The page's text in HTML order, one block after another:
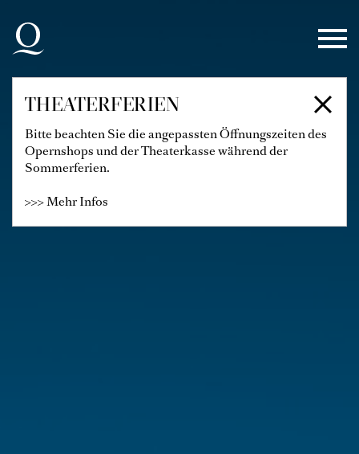
Zur Hauptnavigation springen
Zum Hauptinhalt springen
Zum Footer springen
THEATERFERIEN
Bitte beachten Sie die angepassten Öffnungszeiten des
Opernshops und der Theaterkasse während der
Sommerferien.
>>> Mehr Infos